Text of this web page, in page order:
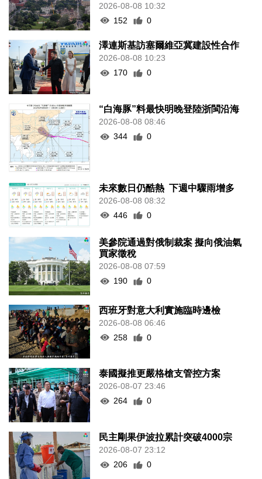
2026-08-08 10:32
152
0
澤連斯基訪塞爾維亞冀建設性合作
2026-08-08 10:23
170
0
“白海豚”料最快明晚登陸浙閩沿海
2026-08-08 08:46
344
0
未來數日仍酷熱 下週中驟雨增多
2026-08-08 08:32
446
0
美參院通過對俄制裁案 擬向俄油氣
買家徵稅
2026-08-08 07:59
190
0
西班牙對意大利實施臨時邊檢
2026-08-08 06:46
258
0
泰國擬推更嚴格槍支管控方案
2026-08-07 23:46
264
0
民主剛果伊波拉累計突破4000宗
2026-08-07 23:12
206
0